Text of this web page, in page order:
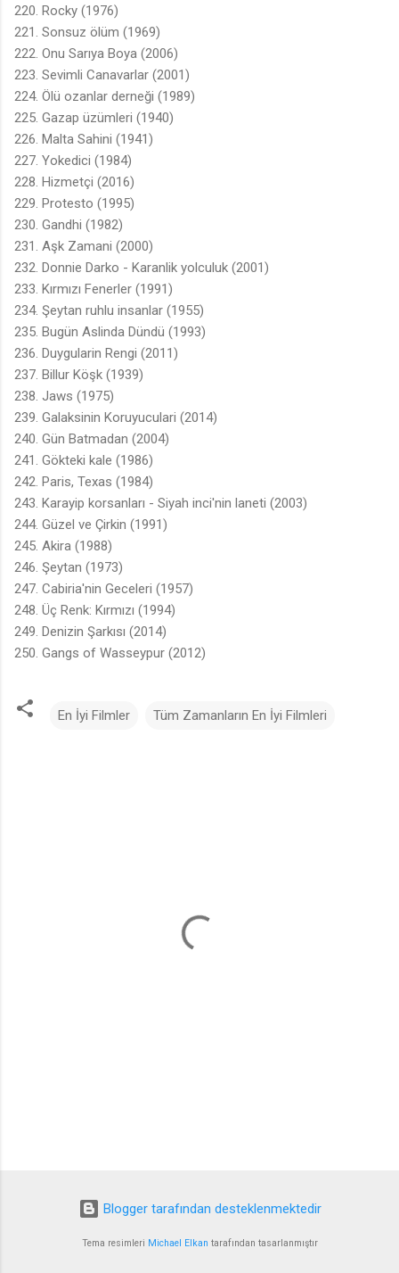
220. Rocky (1976)
221. Sonsuz ölüm (1969)
222. Onu Sarıya Boya (2006)
223. Sevimli Canavarlar (2001)
224. Ölü ozanlar derneği (1989)
225. Gazap üzümleri (1940)
226. Malta Sahini (1941)
227. Yokedici (1984)
228. Hizmetçi (2016)
229. Protesto (1995)
230. Gandhi (1982)
231. Aşk Zamani (2000)
232. Donnie Darko - Karanlik yolculuk (2001)
233. Kırmızı Fenerler (1991)
234. Şeytan ruhlu insanlar (1955)
235. Bugün Aslinda Dündü (1993)
236. Duygularin Rengi (2011)
237. Billur Köşk (1939)
238. Jaws (1975)
239. Galaksinin Koruyuculari (2014)
240. Gün Batmadan (2004)
241. Gökteki kale (1986)
242. Paris, Texas (1984)
243. Karayip korsanları - Siyah inci'nin laneti (2003)
244. Güzel ve Çirkin (1991)
245. Akira (1988)
246. Şeytan (1973)
247. Cabiria'nin Geceleri (1957)
248. Üç Renk: Kırmızı (1994)
249. Denizin Şarkısı (2014)
250. Gangs of Wasseypur (2012)
En İyi Filmler Tüm Zamanların En İyi Filmleri
Blogger tarafından desteklenmektedir
Tema resimleri Michael Elkan tarafından tasarlanmıştır